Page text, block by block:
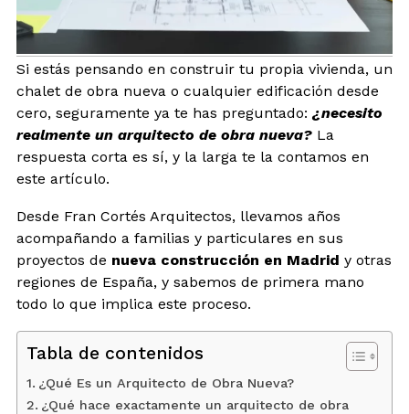
INTERIORISMO
TIENDA
ESPAÑOL
Si estás pensando en construir tu propia vivienda, un
chalet de obra nueva o cualquier edificación desde
cero, seguramente ya te has preguntado: ¿necesito
realmente un arquitecto de obra nueva? La
respuesta corta es sí, y la larga te la contamos en
este artículo.
Desde Fran Cortés Arquitectos, llevamos años
acompañando a familias y particulares en sus
proyectos de nueva construcción en Madrid y otras
regiones de España, y sabemos de primera mano
todo lo que implica este proceso.
Tabla de contenidos
¿Qué Es un Arquitecto de Obra Nueva?
¿Qué hace exactamente un arquitecto de obra